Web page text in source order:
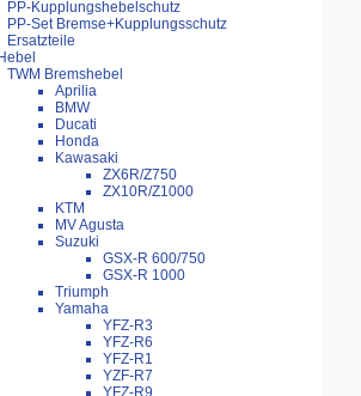
PP-Kupplungshebelschutz
PP-Set Bremse+Kupplungsschutz
Ersatzteile
TWM Bremshebel
Aprilia
BMW
Ducati
Honda
Kawasaki
ZX6R/Z750
ZX10R/Z1000
KTM
MV Agusta
Suzuki
GSX-R 600/750
GSX-R 1000
Triumph
Yamaha
YFZ-R3
YFZ-R6
YFZ-R1
YZF-R7
YFZ-R9